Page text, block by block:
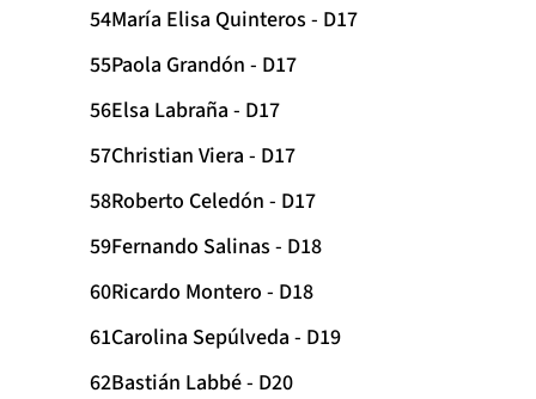
María Elisa Quinteros - D17
Paola Grandón - D17
Elsa Labraña - D17
Christian Viera - D17
Roberto Celedón - D17
Fernando Salinas - D18
Ricardo Montero - D18
Carolina Sepúlveda - D19
Bastián Labbé - D20